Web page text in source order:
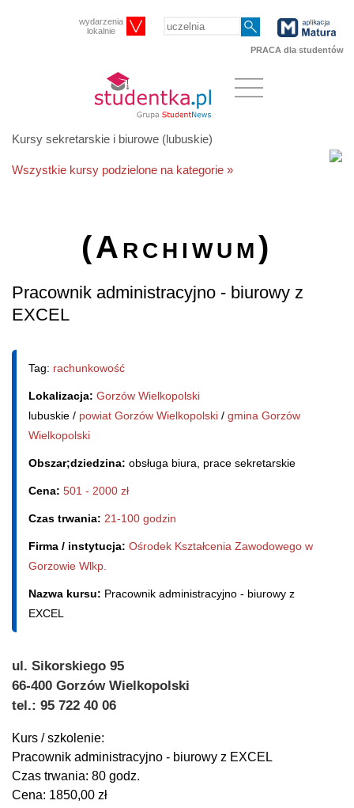
wydarzenia
lokalnie
PRACA dla studentów
Kursy sekretarskie i biurowe (lubuskie)
Wszystkie kursy podzielone na kategorie »
(Archiwum)
Pracownik administracyjno - biurowy z
EXCEL
Tag: rachunkowość
Lokalizacja: Gorzów Wielkopolski
lubuskie / powiat Gorzów Wielkopolski / gmina Gorzów
Wielkopolski
Obszar;dziedzina: obsługa biura, prace sekretarskie
Cena: 501 - 2000 zł
Czas trwania: 21-100 godzin
Firma / instytucja: Ośrodek Kształcenia Zawodowego w
Gorzowie Wlkp.
Nazwa kursu: Pracownik administracyjno - biurowy z
EXCEL
ul. Sikorskiego 95
66-400 Gorzów Wielkopolski
tel.: 95 722 40 06
Kurs / szkolenie:
Pracownik administracyjno - biurowy z EXCEL
Czas trwania: 80 godz.
Cena: 1850,00 zł